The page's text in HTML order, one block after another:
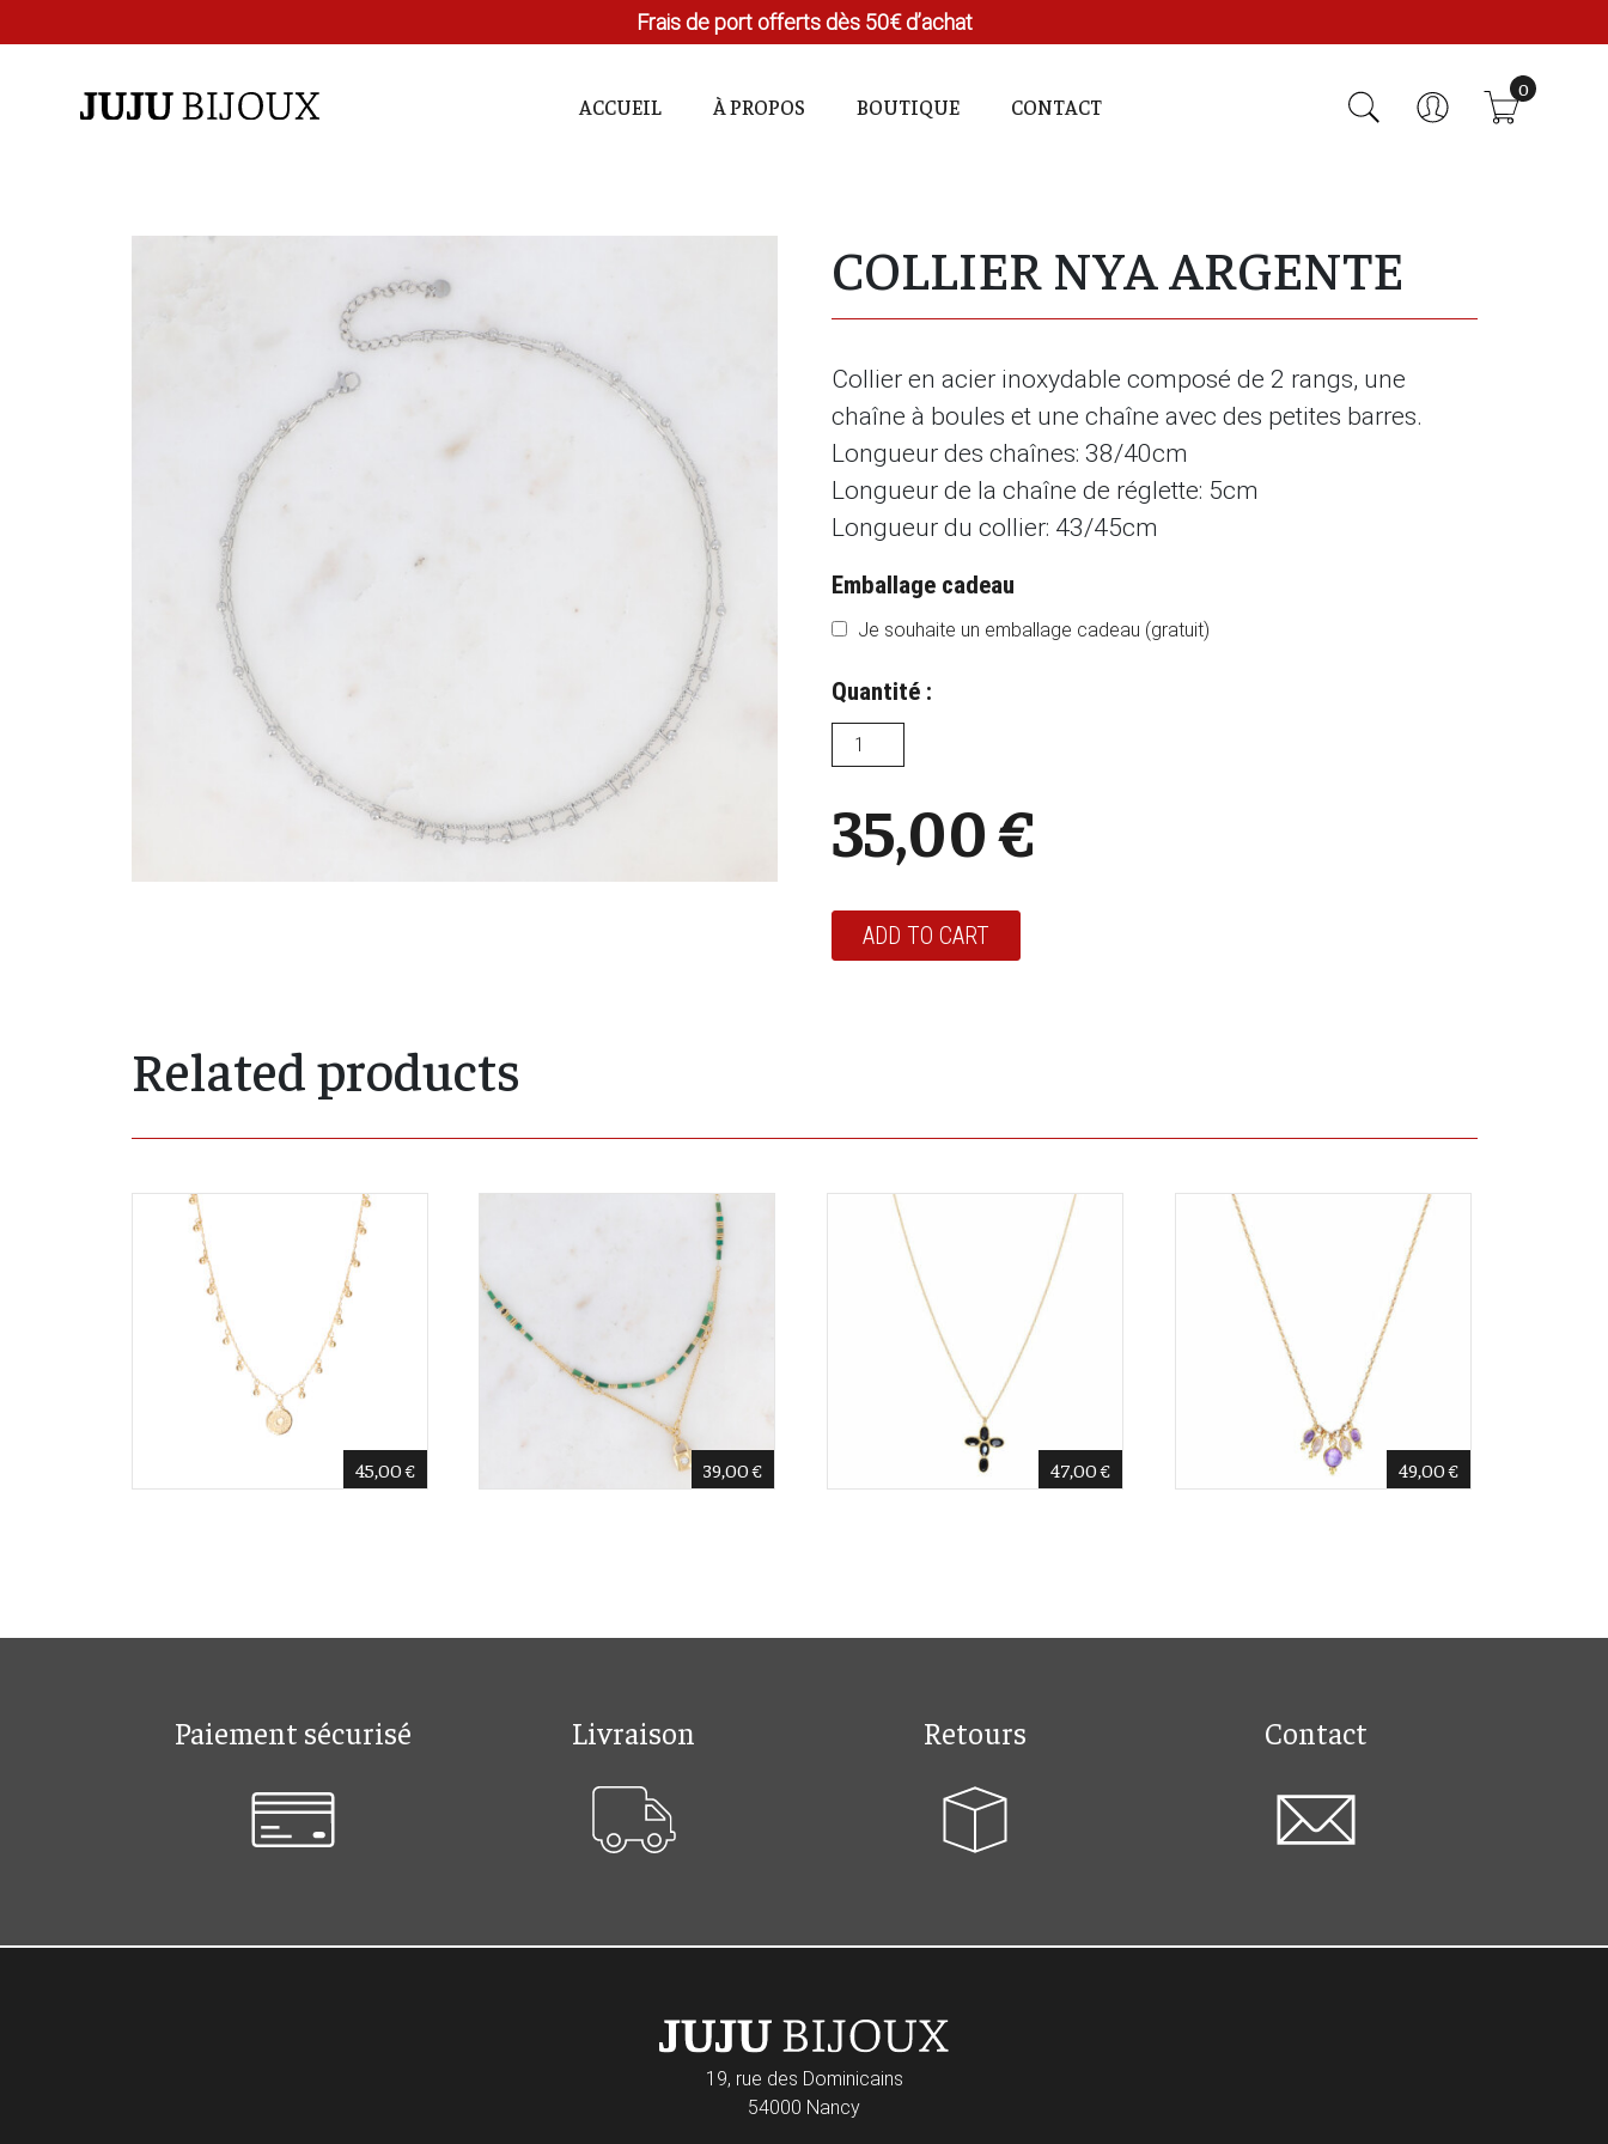
Frais de port offerts dès 50€ d’achat
ACCUEIL À PROPOS BOUTIQUE CONTACT
0
COLLIER NYA ARGENTE
35,00€
Collier en acier inoxydable composé de 2 rangs, une
chaîne à boules et une chaîne avec des petites barres.
Longueur des chaînes: 38/40cm
Longueur de la chaîne de réglette: 5cm
Longueur du collier: 43/45cm
Emballage cadeau
Je souhaite un emballage cadeau (gratuit)
Quantité :
ADD TO CART
Related products
45,00€ 39,00€ 47,00€ 49,00€
Paiement sécurisé Livraison Retours Contact
19, rue des Dominicains
54000 Nancy